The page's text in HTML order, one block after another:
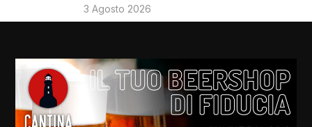
3 Agosto 2026